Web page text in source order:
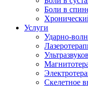
Боли в
Услуги
Ударно-
Скелетное